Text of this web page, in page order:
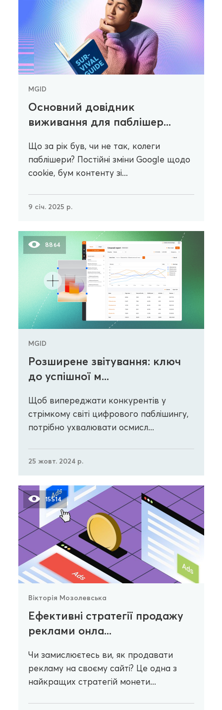
MGID
Основний довідник
виживання для паблішер...
Що за рік був, чи не так, колеги
паблішери? Постійні зміни Google щодо
cookie, бум контенту зі...
9 січ. 2025 р.
8864
MGID
Розширене звітування: ключ
до успішної м...
Щоб випереджати конкурентів у
стрімкому світі цифрового паблішингу,
потрібно ухвалювати осмисл...
25 жовт. 2024 р.
15514
Вікторія Мозолевська
Ефективні стратегії продажу
реклами онла...
Чи замислюєтесь ви, як продавати
рекламу на своєму сайті? Це одна з
найкращих стратегій монети...